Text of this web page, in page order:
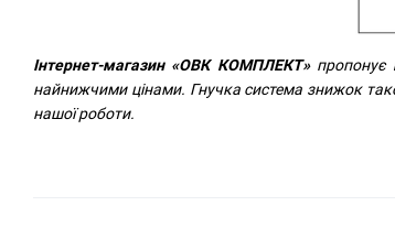
Інтернет-магазин «ОВК КОМПЛЕКТ» пропонує
найнижчими цінами. Гнучка система знижок
нашої роботи.